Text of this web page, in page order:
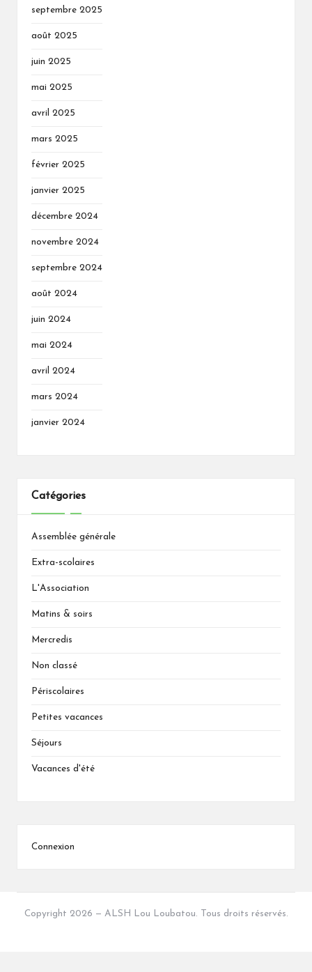
septembre 2025
août 2025
juin 2025
mai 2025
avril 2025
mars 2025
février 2025
janvier 2025
décembre 2024
novembre 2024
septembre 2024
août 2024
juin 2024
mai 2024
avril 2024
mars 2024
janvier 2024
Catégories
Assemblée générale
Extra-scolaires
L'Association
Matins & soirs
Mercredis
Non classé
Périscolaires
Petites vacances
Séjours
Vacances d'été
Connexion
Copyright 2026 — ALSH Lou Loubatou. Tous droits réservés.